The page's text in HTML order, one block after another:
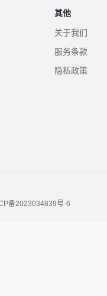
其他
关于我们
服务条款
隐私政策
备2023034839号-6